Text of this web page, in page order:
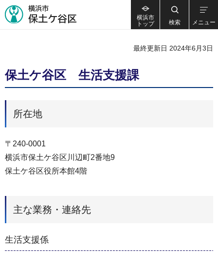
横浜市
トップ
検索 メニュー
最終更新日 2024年6月3日
保土ケ谷区 生活支援課
所在地
〒240-0001
横浜市保土ケ谷区川辺町2番地9
保土ケ谷区役所本館4階
主な業務・連絡先
生活支援係